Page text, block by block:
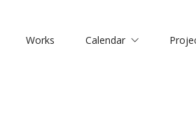
Works Calendar